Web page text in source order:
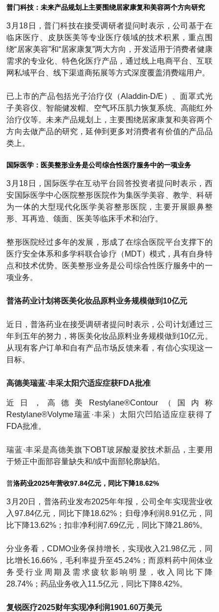
普门科技：未来产品规划上主要围绕居家康复和美容两个方向研究
3月18日，普门科技在接受调研者提问时表示，公司基于在
临床医疗、皮肤医美等专业医疗领域的技术积累，重点围
绕“居家美容”和“居家康复”两大方向，开发适用于消费者健康
需求的专业化、特色化医疗产品，通过线上电商平台、互联
网私域平台、线下渠道商拓展等方式深度覆盖消费端用户。
已上市的产品包括光子治疗仪（Aladdin-D/E）、面罩式光
子美容仪、智能健发帽、空气环压肌力恢复系统、高能红外
治疗仪等。未来产品规划上，主要围绕居家康复和美容两个
方向去做产品的研究，延伸到更多对消费者有价值的产品品
类上。
国际医学：医美整形业务是公司综合性医疗服务中的一项业务
3月18日，国际医学在互动平台回答投资者提问时表示，西
安国际医学中心医院整形医院作为集医学美容、教学、科研
为一体的大型现代化医学美容整形医院，主要开展眼鼻整
形、耳再造、颌面、医美等临床手术和治疗。
整形医院经过多年的发展，形成了在综合医院平台支撑下的
医疗安全体系和多学科联合诊疗（MDT）模式，具有自身特
点和技术优势。医美整形业务是公司综合性医疗服务中的一
项业务。
普洛药业计划将医美化妆品原料业务规模做到10亿元
近日，普洛药业在接受调研者提问时表示，公司计划通过三
年到五年的努力，将医美化妆品原料业务规模做到10亿元。
从现有客户订单和自有产品市场反馈来看，有信心实现这一
目标。
高德美瑞蓝·丰采太阳穴适应症获FDA批准
近日，高德美Restylane®Contour（国内称
Restylane®Volyme瑞蓝·丰采）太阳穴凹陷适应症获得了
FDA批准。
瑞蓝·丰采是高德美旗下OBT玻尿酸凝胶技术新品，主要用
于矫正中面部容量缺失和/或中面部轮廓缺陷。
普洛药业2025年营收97.84亿元，同比下降18.62%
3月20日，普洛药业发布2025年年报，公司全年实现营业收
入97.84亿元，同比下降18.62%；归母净利润8.91亿元，同
比下降13.62%；扣非净利润7.69亿元，同比下降21.86%。
分业务看，CDMO业务保持增长，实现收入21.98亿元，同
比增长16.66%，毛利率提升至45.24%；而原料药中间体业
务受行业周期及需求疲软影响明显，收入同比下降
28.74%；药品业务收入11.5亿元，同比下降8.42%。
复锐医疗2025财年实现净利润1901.60万美元